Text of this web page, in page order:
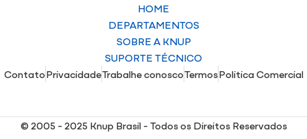
HOME
DEPARTAMENTOS
SOBRE A KNUP
SUPORTE TÉCNICO
ContatoPrivacidadeTrabalhe conoscoTermosPolitica Comercial
© 2005 - 2025 Knup Brasil - Todos os Direitos Reservados